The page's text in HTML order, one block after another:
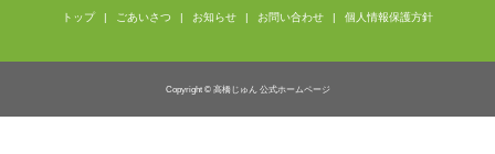
トップ ごあいさつ お知らせ お問い合わせ 個人情報保護方針
Copyright © 高橋じゅん 公式ホームページ